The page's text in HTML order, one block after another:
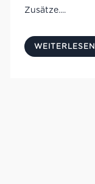
Zusätze....
WEITERLESEN